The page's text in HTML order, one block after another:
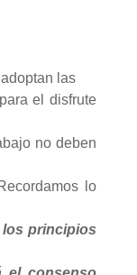
las
el disfrute
no deben
lo
principios